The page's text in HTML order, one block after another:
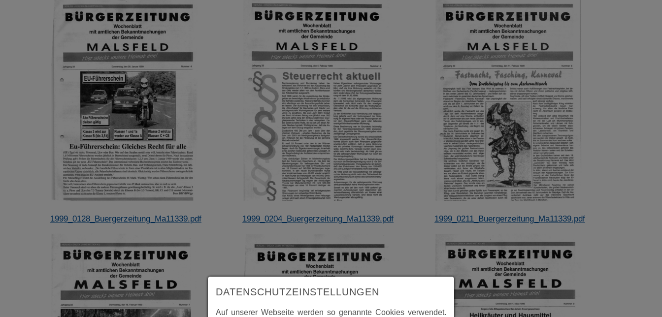
1999_0128_Buergerzeitung_Ma11339.pdf 1999_0204_Buergerzeitung_Ma11339.pdf 1999_0211_Buergerzeitung_Ma11339.pdf
DATENSCHUTZEINSTELLUNGEN
Auf unserer Webseite werden so genannte Cookies verwendet.